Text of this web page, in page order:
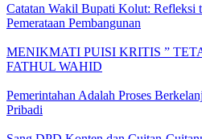
Catatan Wakil Bupati Kolut: Refleksi
Pemerataan Pembangunan
MENIKMATI PUISI KRITIS ”
FATHUL WAHID
Pemerintahan Adalah Proses
Pribadi